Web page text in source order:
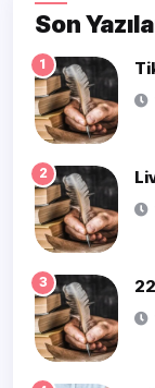
Son
1
2
3